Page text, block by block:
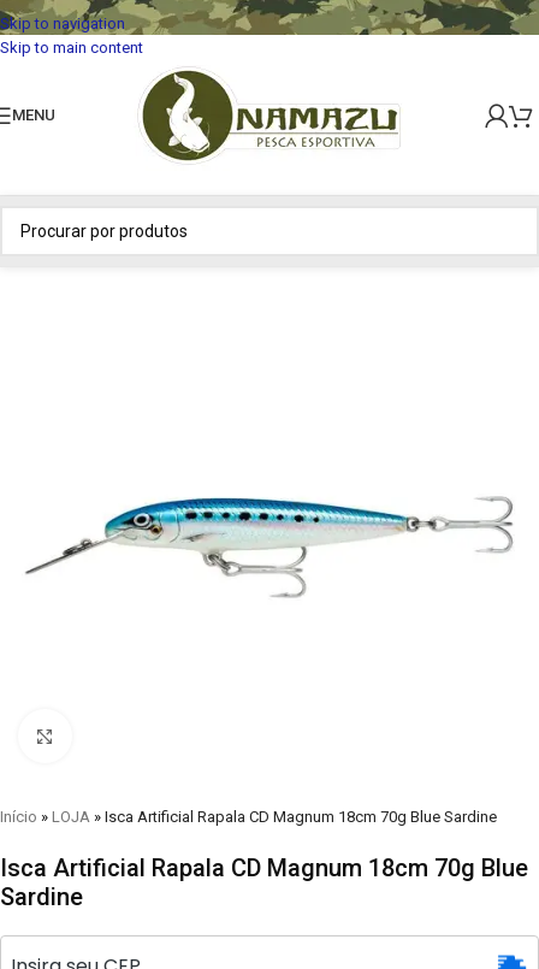
Skip to navigation
Skip to main content
MENU
Início » LOJA » Isca Artificial Rapala CD Magnum 18cm 70g Blue Sardine
Isca Artificial Rapala CD Magnum 18cm 70g Blue
Sardine